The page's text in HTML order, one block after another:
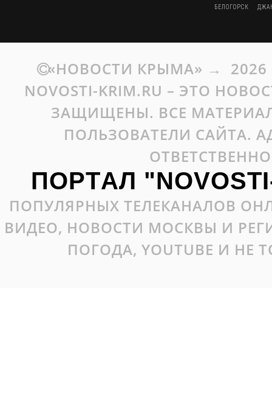
БЕЛОГОРСК
«НОВОСТИ КРЫМА» → 2026
NOVOSTI-KRIM.RU – ЭТО
ЗАЩИЩЕНЫ. ВСЕ
ПОЛЬЗОВАТЕЛИ САЙТА.
ПОРТАЛ
ПОПУЛЯРНЫХ ТЕЛЕКАНАЛОВ
ВИДЕО, НОВОСТИ МОСКВЫ И
ПОГОДА, YOUTUBE И